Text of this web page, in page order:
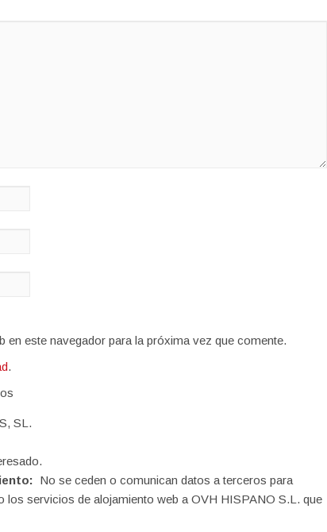
este navegador para la próxima vez que comente.
.
SL.
No se ceden o comunican datos a terceros para
los servicios de alojamiento web a OVH HISPANO S.L. que